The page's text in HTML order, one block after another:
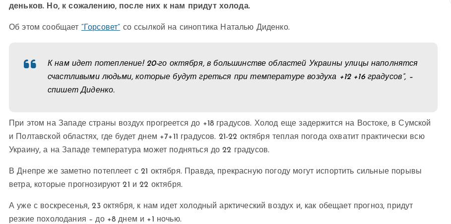
деньков. Но, к сожалению, после них к нам придут холода.
Об этом сообщает “Горсовет” со ссылкой на синоптика Наталью Диденко.
К нам идет потепление! 20-го октября, в большинстве областей Украины улицы наполнятся
счастливыми людьми, которые будут греться при температуре воздуха +12 +16 градусов”, –
спишет Диденко.
При этом на Западе страны воздух прогреется до +18 градусов. Холод еще задержится на Востоке, в Сумской
и Полтавской областях, где будет днем ​​+7+11 градусов. 21-22 октября теплая погода охватит практически всю
Украину, а на Западе температура может подняться до 22 градусов.
В Днепре же заметно потеплеет с 21 октября. Правда, прекрасную погоду могут испортить сильные порывы
ветра, которые прогнозируют 21 и 22 октября.
А уже с воскресенья, 23 октября, к нам идет холодный арктический воздух и, как обещает прогноз, придут
резкие похолодания – до +8 днем и +1 ночью.